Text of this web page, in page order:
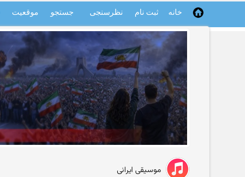
خانه ثبت نام نظرسنجی جستجو موقعیت
موسیقی ایرانی